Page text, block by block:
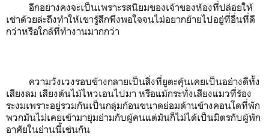
อีกอย่างคงจะเป็นเพราะรสนิยมของเจ้าของห้องที่ปล่อยให้
เช่าด้วยล่ะถึงทำให้เขารู้สึกพึงพอใจจนไม่อยากย้ายไปอยู่ที่อื่นที่ดี
กว่าหรือใกล้ที่ทำงานมากกว่า
ความวังเวงรอบข้างกลายเป็นสิ่งที่ยูตะคุ้นเคยเป็นอย่างดีทั้ง
เสียงลม เสียงต้นไม้ไหวเอนไปมา หรือแม้กระทั่งเสียงแมวที่ร้อง
ระงมเพราะอยู่รวมกันเป็นกลุ่มก้อนขนาดย่อมด้านข้างคอนโดที่พัก
พวกมันไม่เคยเข้ามายุ่มย่ามกับผู้คนแต่มันก็ไม่ได้เป็นมิตรกับผู้พัก
อาศัยในย่านนี้เช่นกัน